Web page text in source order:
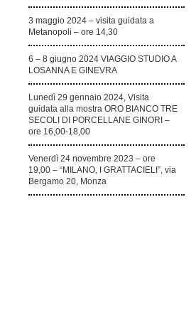
3 maggio 2024 – visita guidata a
Metanopoli – ore 14,30
6 – 8 giugno 2024 VIAGGIO STUDIO A
LOSANNA E GINEVRA
Lunedì 29 gennaio 2024, Visita
guidata alla mostra ORO BIANCO TRE
SECOLI DI PORCELLANE GINORI –
ore 16,00-18,00
Venerdì 24 novembre 2023 – ore
19,00 – “MILANO, I GRATTACIELI”, via
Bergamo 20, Monza